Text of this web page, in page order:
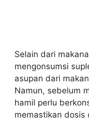
Selain dari
mengonsumsi
asupan dari
Namun, sebelum
hamil perlu
memastikan dosis